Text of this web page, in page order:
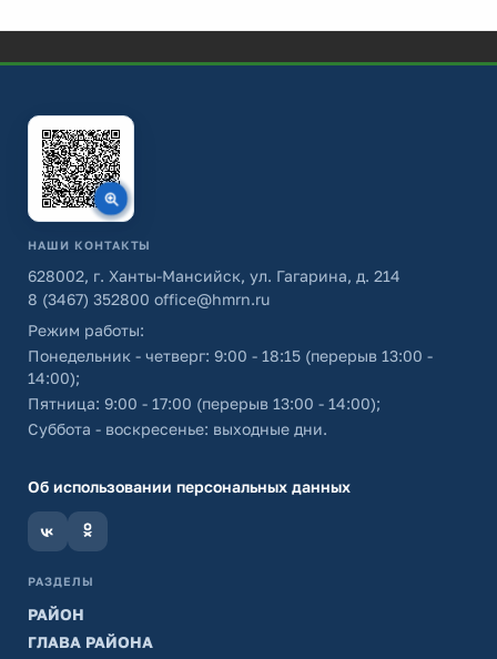
НАШИ КОНТАКТЫ
628002, г. Ханты-Мансийск, ул. Гагарина, д. 214
8 (3467) 352800 office@hmrn.ru
Режим работы:
Понедельник - четверг: 9:00 - 18:15 (перерыв 13:00 -
14:00);
Пятница: 9:00 - 17:00 (перерыв 13:00 - 14:00);
Суббота - воскресенье: выходные дни.
Об использовании персональных данных
РАЗДЕЛЫ
РАЙОН
ГЛАВА РАЙОНА